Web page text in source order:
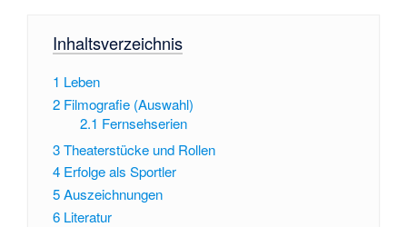
Inhaltsverzeichnis
1 Leben
2 Filmografie (Auswahl)
2.1 Fernsehserien
3Theaterstücke und Rollen
4 Erfolge als Sportler
5Auszeichnungen
6 Literatur